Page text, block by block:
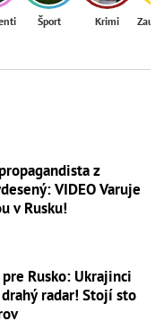
Šport Krimi
z
VIDEO Varuje
v Rusku!
Rusko: Ukrajinci
radar! Stojí sto